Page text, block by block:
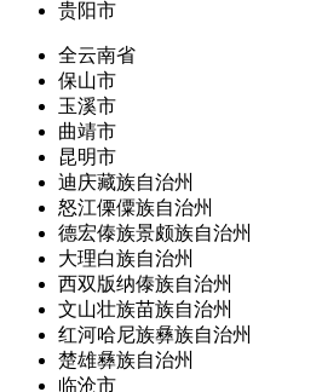
贵阳市
全云南省
保山市
玉溪市
曲靖市
昆明市
迪庆藏族自治州
怒江傈僳族自治州
德宏傣族景颇族自治州
大理白族自治州
西双版纳傣族自治州
文山壮族苗族自治州
红河哈尼族彝族自治州
楚雄彝族自治州
临沧市